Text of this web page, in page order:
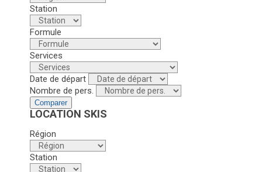
Station
Formule
Services
Date de départ
Nombre de pers.
Comparer
LOCATION SKIS
Région
Station